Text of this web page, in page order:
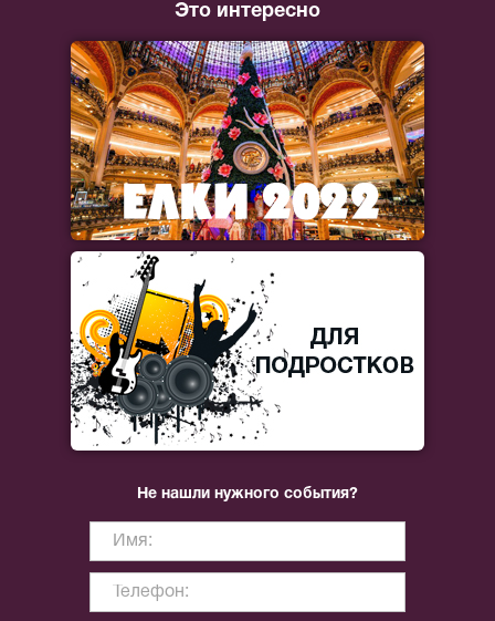
Это интересно
Не нашли нужного события?